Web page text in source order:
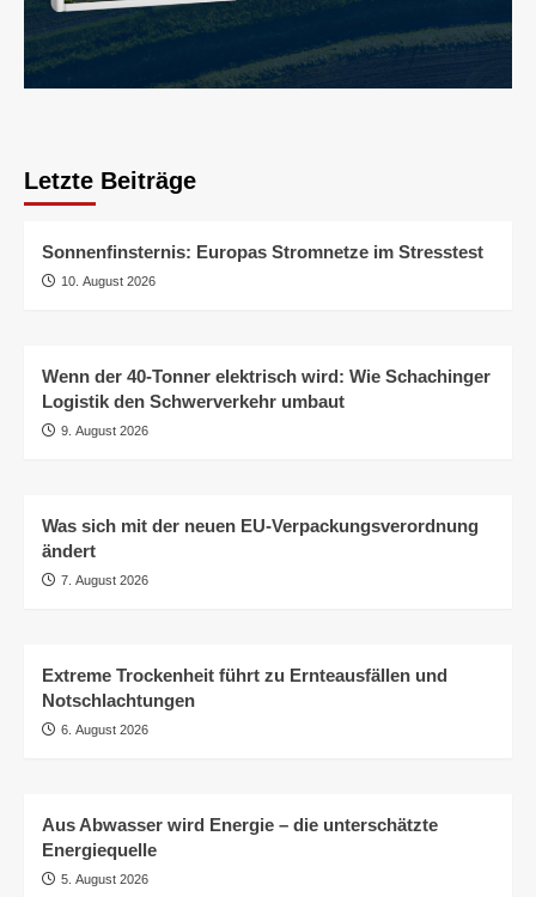
Letzte Beiträge
Sonnenfinsternis: Europas Stromnetze im Stresstest
10. August 2026
Wenn der 40-Tonner elektrisch wird: Wie Schachinger
Logistik den Schwerverkehr umbaut
9. August 2026
Was sich mit der neuen EU-Verpackungsverordnung
ändert
7. August 2026
Extreme Trockenheit führt zu Ernteausfällen und
Notschlachtungen
6. August 2026
Aus Abwasser wird Energie – die unterschätzte
Energiequelle
5. August 2026